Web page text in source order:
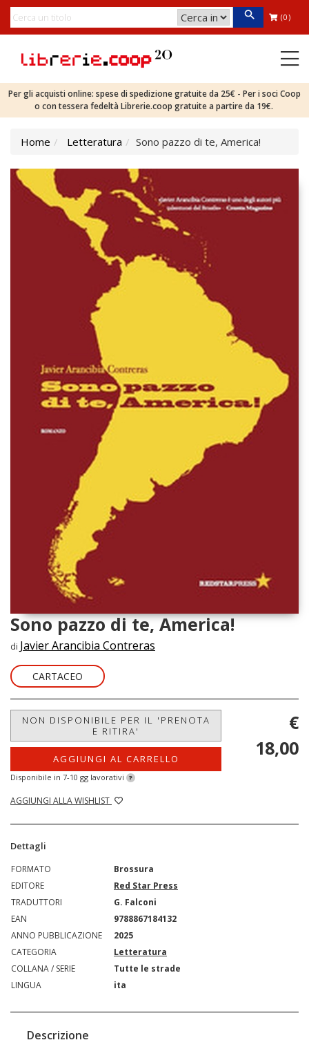
(0)
Per gli acquisti online: spese di spedizione gratuite da 25€ - Per i soci Coop
o con tessera fedeltà Librerie.coop gratuite a partire da 19€.
Home Letteratura Sono pazzo di te, America!
Sono pazzo di te, America!
di Javier Arancibia Contreras
CARTACEO
NON DISPONIBILE PER IL 'PRENOTA
E RITIRA'
AGGIUNGI AL CARRELLO
Disponibile in 7-10 gg lavorativi ?
AGGIUNGI ALLA WISHLIST
€
18,00
Dettagli
FORMATO
Brossura
EDITORE
Red Star Press
TRADUTTORI
G. Falconi
EAN
9788867184132
ANNO PUBBLICAZIONE
2025
CATEGORIA
Letteratura
COLLANA / SERIE
Tutte le strade
LINGUA
ita
Descrizione